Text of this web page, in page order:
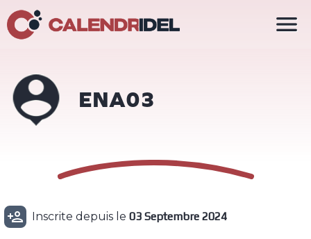
ENA03
 Inscrite depuis le03 Septembre 2024
